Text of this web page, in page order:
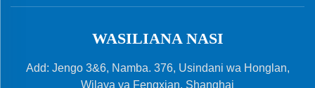
WASILIANA NASI
Add: Jengo 3&6, Namba. 376, Usindani wa Honglan,
Wilaya ya Fengxian, Shanghai